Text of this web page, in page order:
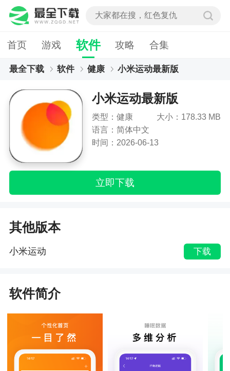
首页 游戏 软件 攻略 合集
最全下载 软件 健康 小米运动最新版
小米运动最新版
类型：健康
大小：178.33 MB
语言：简体中文
时间：2026-06-13
立即下载
其他版本
小米运动 下载
软件简介